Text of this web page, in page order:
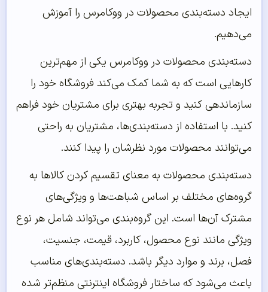
ایجاد دسته‌بندی محصولات در ووکامرس را آموزش
می‌دهیم.
دسته‌بندی محصولات در ووکامرس یکی از مهم‌ترین
کارهایی است که به شما کمک می‌کند فروشگاه خود را
سازماندهی کنید و تجربه بهتری برای مشتریان خود فراهم
کنید. با استفاده از دسته‌بندی‌ها، مشتریان به راحتی
می‌توانند محصولات مورد نظرشان را پیدا کنند.
دسته‌بندی محصولات به معنای تقسیم کردن کالاها به
گروه‌های مختلف بر اساس شباهت‌ها و ویژگی‌های
مشترک آن‌ها است. این گروه‌بندی می‌تواند شامل هر نوع
ویژگی مانند نوع محصول، کاربرد، قیمت، جنسیت،
فصل، برند و موارد دیگر باشد. دسته‌بندی‌های مناسب
باعث می‌شود که ساختار فروشگاه اینترنتی منظم‌تر شده